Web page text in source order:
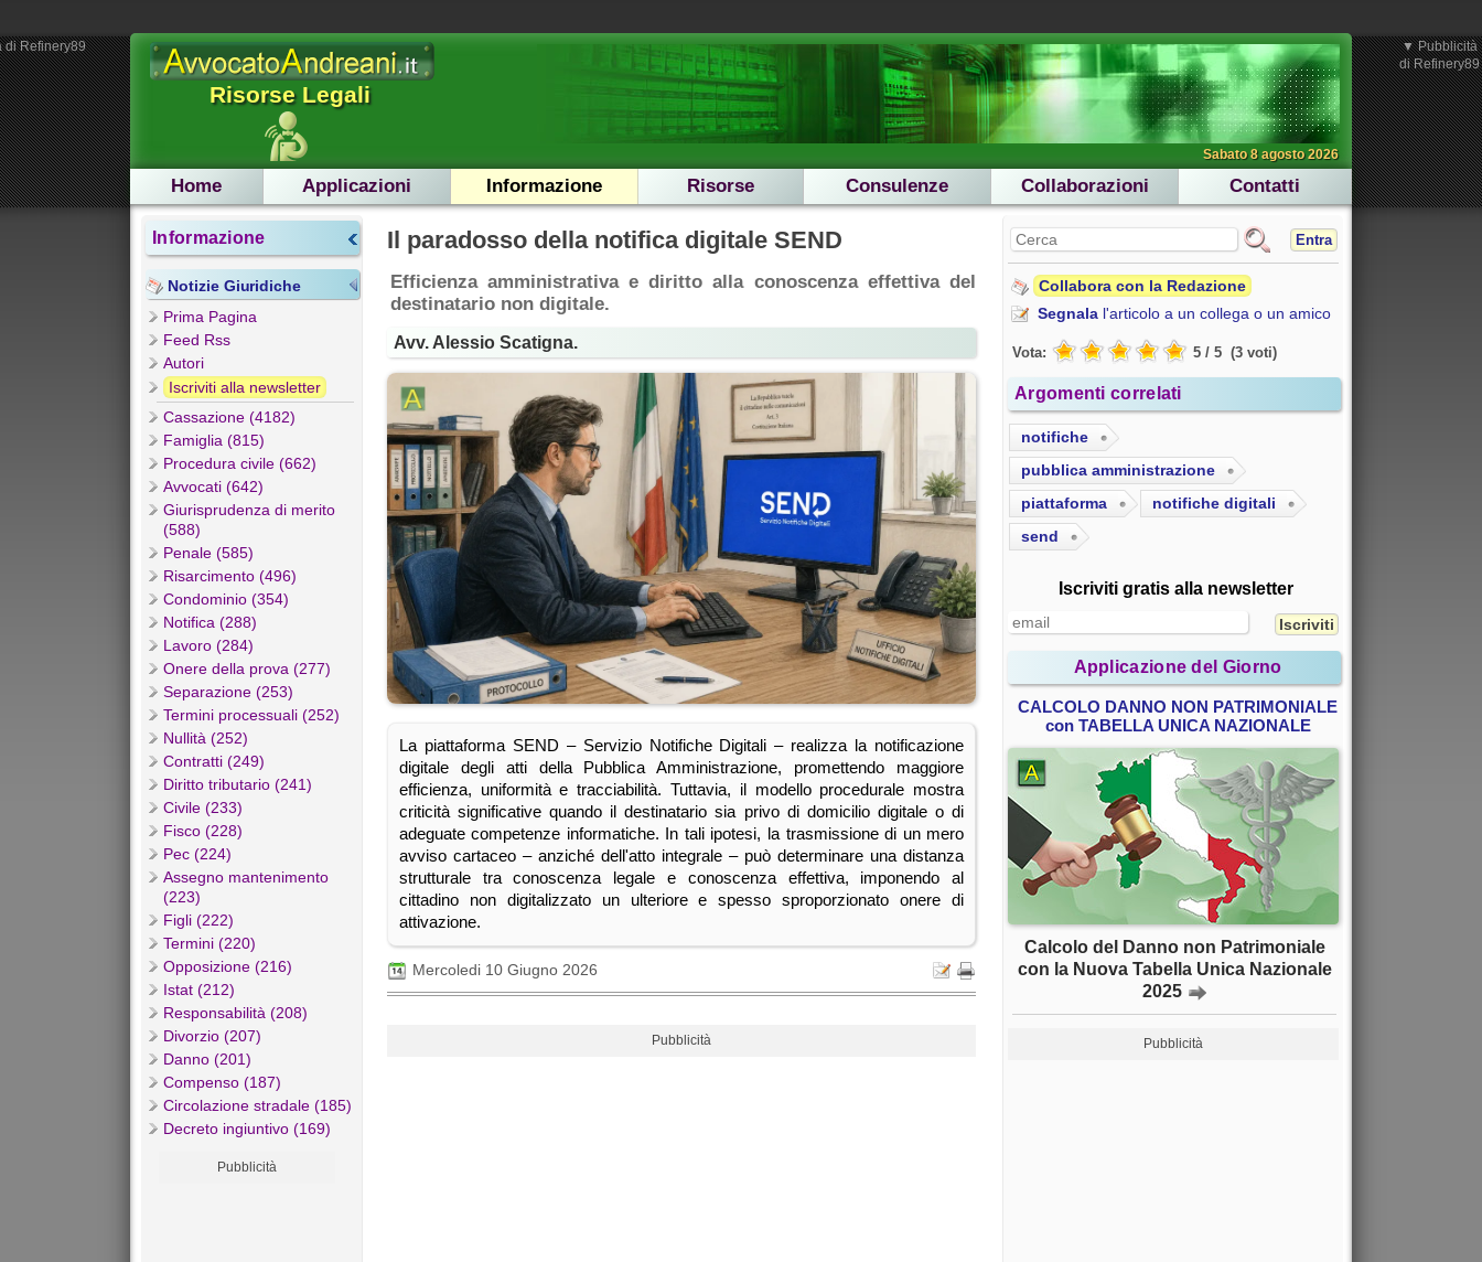
Risorse Legali
Sabato 8 agosto 2026
Home Applicazioni Informazione Risorse Consulenze Collaborazioni Contatti
Informazione
Notizie Giuridiche
Prima Pagina
Feed Rss
Autori
Iscriviti alla newsletter
Cassazione (4182)
Famiglia (815)
Procedura civile (662)
Avvocati (642)
Giurisprudenza di merito
(588)
Penale (585)
Risarcimento (496)
Condominio (354)
Notifica (288)
Lavoro (284)
Onere della prova (277)
Separazione (253)
Termini processuali (252)
Nullità (252)
Contratti (249)
Diritto tributario (241)
Civile (233)
Fisco (228)
Pec (224)
Assegno mantenimento
(223)
Figli (222)
Termini (220)
Opposizione (216)
Istat (212)
Responsabilità (208)
Divorzio (207)
Danno (201)
Compenso (187)
Circolazione stradale (185)
Decreto ingiuntivo (169)
Pubblicità
Il paradosso della notifica digitale SEND
Efficienza amministrativa e diritto alla conoscenza effettiva del
destinatario non digitale.
Avv. Alessio Scatigna.
La piattaforma SEND – Servizio Notifiche Digitali – realizza la notificazione
digitale degli atti della Pubblica Amministrazione, promettendo maggiore
efficienza, uniformità e tracciabilità. Tuttavia, il modello procedurale mostra
criticità significative quando il destinatario sia privo di domicilio digitale o di
adeguate competenze informatiche. In tali ipotesi, la trasmissione di un mero
avviso cartaceo – anziché dell'atto integrale – può determinare una distanza
strutturale tra conoscenza legale e conoscenza effettiva, imponendo al
cittadino non digitalizzato un ulteriore e spesso sproporzionato onere di
attivazione.
Mercoledi 10 Giugno 2026
Pubblicità
Entra
Collabora con la Redazione
Segnala l'articolo a un collega o un amico
Vota: 5 / 5 (3 voti)
Argomenti correlati
notifiche
pubblica amministrazione
piattaforma
notifiche digitali
send
Iscriviti gratis alla newsletter
Applicazione del Giorno
CALCOLO DANNO NON PATRIMONIALE
con TABELLA UNICA NAZIONALE
Calcolo del Danno non Patrimoniale
con la Nuova Tabella Unica Nazionale
2025
Pubblicità
Refinery89 ▼ Pubblicità